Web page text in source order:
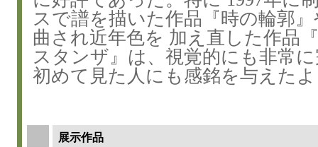
スで譜を描いた作品『時の輪郭』
曲され近年色を 加え直した作品
スタンザ』は、視覚的にも非常
初めて見た人にも感銘を与えた
展示作品